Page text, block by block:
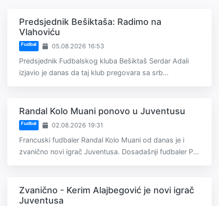
Predsjednik Bešiktaša: Radimo na
Vlahoviću
Fudbal 05.08.2026 16:53
Predsjednik Fudbalskog kluba Bešiktaš Serdar Adali
izjavio je danas da taj klub pregovara sa srb...
Randal Kolo Muani ponovo u Juventusu
Fudbal 02.08.2026 19:31
Francuski fudbaler Randal Kolo Muani od danas je i
zvanično novi igrač Juventusa. Dosadašnji fudbaler P...
Zvanično - Kerim Alajbegović je novi igrač
Juventusa